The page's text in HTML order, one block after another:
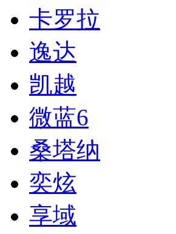
卡罗拉
逸达
凯越
微蓝6
桑塔纳
奕炫
享域